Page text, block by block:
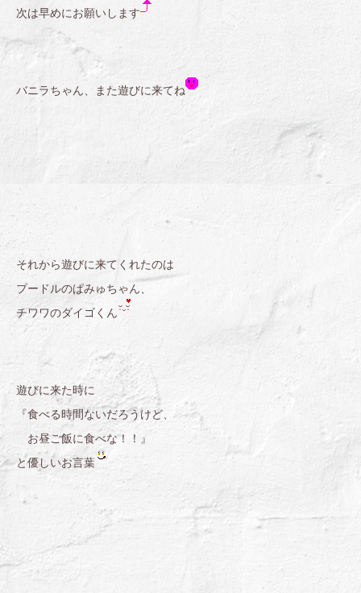
次は早めにお願いします
バニラちゃん、また遊びに来てね
それから遊びに来てくれたのは
プードルのぱみゅちゃん、
チワワのダイゴくん
遊びに来た時に
『食べる時間ないだろうけど、
お昼ご飯に食べな！！』
と優しいお言葉